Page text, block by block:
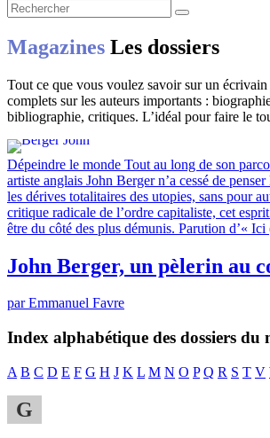
Magazines Les dossiers
Tout ce que vous voulez savoir sur un
complets sur les auteurs importants :
bibliographie, critiques. L’idéal pour faire le
Dépeindre le monde Tout au long de son
artiste anglais John Berger n’a cessé de
les dérives totalitaires des utopies, sans pour
critique radicale de l’ordre capitaliste, cet
être du côté des plus démunis. Parution d’« Ici
John Berger, un pèlerin au
par Emmanuel Favre
Index alphabétique des dossiers du
A B C D E F G H J K L M N O P Q R S T V
G